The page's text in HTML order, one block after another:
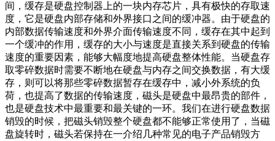
间，缓存是硬盘控制器上的一块内存芯片，具有极快的存取速
度，它是硬盘内部存储和外界接口之间的缓冲器。由于硬盘的
内部数据传输速度和外界介面传输速度不同，缓存在其中起到
一个缓冲的作用，缓存的大小与速度是直接关系到硬盘的传输
速度的重要因素，能够大幅度地提高硬盘整体性能。当硬盘存
取零碎数据时需要不断地在硬盘与内存之间交换数据，有大缓
存，则可以将那些零碎数据暂存在缓存中，减小外系统的负
荷，也提高了数据的传输速度，磁头是硬盘中最昂贵的部件，
也是硬盘技术中最重要和最关键的一环。我们在进行硬盘数据
销毁的时候，把磁头销毁整个硬盘都不能够正常使用了，当磁
盘旋转时，磁头若保持在一介绍几种常见的电子产品销毁方